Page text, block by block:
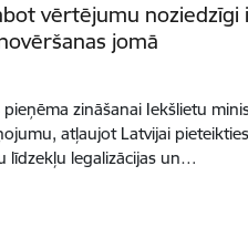
vērtējumu noziedzīgi
jomā
zināšanai Iekšlietu
atļaujot Latvijai
līdzekļu legalizācijas un…